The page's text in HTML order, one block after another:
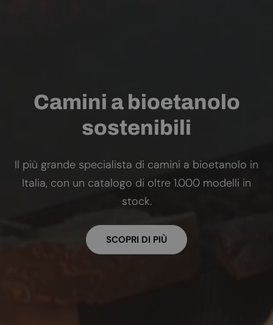
Camini a bioetanolo
sostenibili
Il più grande specialista di camini a bioetanolo in
Italia, con un catalogo di oltre 1.000 modelli in
stock.
SCOPRI DI PIÙ